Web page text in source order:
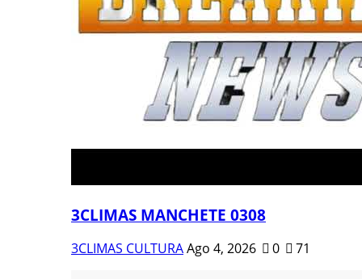
3CLIMAS MANCHETE 0308
3CLIMAS CULTURAAgo 4, 2026 0 71